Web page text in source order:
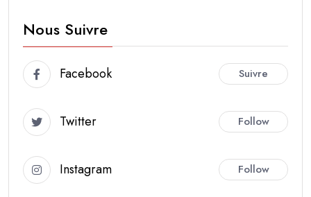
Nous Suivre
Facebook Suivre
Twitter Follow
Instagram Follow